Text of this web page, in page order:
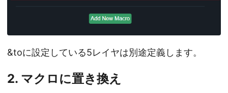
&toに設定している5レイヤは別途定義します。
2. マクロに置き換え